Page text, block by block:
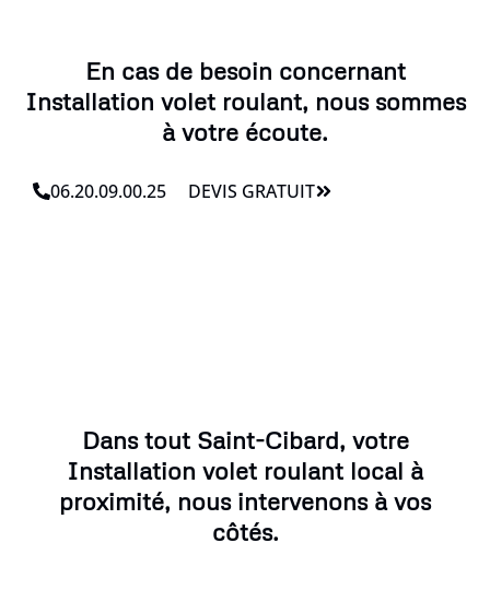
En cas de besoin concernant
Installation volet roulant, nous sommes
à votre écoute.
06.20.09.00.25 DEVIS GRATUIT
Dans tout Saint-Cibard, votre
Installation volet roulant local à
proximité, nous intervenons à vos
côtés.